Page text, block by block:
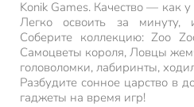
Konik Games. Качество — как
Легко освоить за минуту,
Соберите коллекцию: Zoo
Самоцветы короля, Ловцы
головоломки, лабиринты,
Разбудите сонное царство в
гаджеты на время игр!